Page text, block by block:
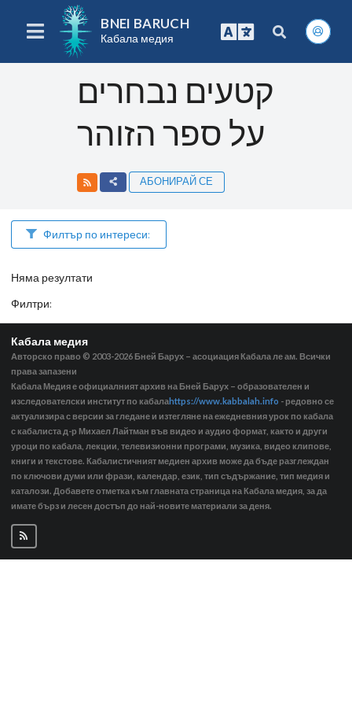
BNEI BARUCH
Кабала медия
קטעים נבחרים
על ספר הזוהר
АБОНИРАЙ СЕ
Филтър по интереси:
Няма резултати
Филтри:
Кабала медия
Авторско право © 2003-2026 Бней Барух – асоциация Кабала ле ам. Всички
права запазени
Кабала Медия е официалният архив на Бней Барух – образователен и
изследователски институт по кабалаhttps://www.kabbalah.info - редовно се
актуализира с версии за гледане и изтегляне на ежедневния урок по кабала
с кабалиста д-р Михаел Лайтман във видео и аудио формат, както и други
уроци по кабала, лекции, телевизионни програми, музика, видео клипове,
книги и текстове. Кабалистичният медиен архив може да бъде разглеждан
по ключови думи или фрази, календар, език, тип съдържание, тип медия и
каталози. Добавете отметка към главната страница на Кабала медия, за да
имате бърз и лесен достъп до най-новите материали за деня.